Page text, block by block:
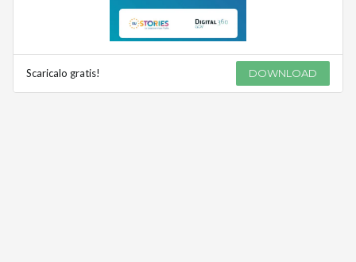
Scaricalo gratis! DOWNLOAD